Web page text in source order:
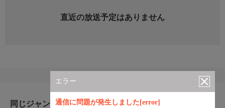
エラー
通信に問題が発生しました[error]
直近の放送予定はありません
同じジャンルのおすすめ番組